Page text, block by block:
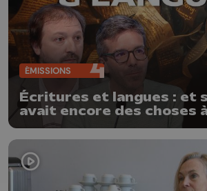
ÉMISSIONS
Écritures et langues : et
avait encore des choses
?